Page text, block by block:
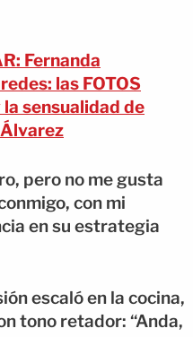
Fernanda
las FOTOS
sensualidad de
Álvarez
pero no me gusta
con mi
en su estrategia
escaló en la cocina,
tono retador: “Anda,